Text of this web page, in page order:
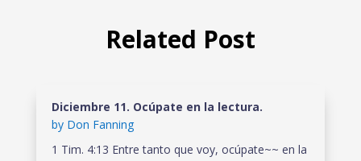
Related Post
Diciembre 11. Ocúpate en la lectura.
by Don Fanning
1 Tim. 4:13 Entre tanto que voy, ocúpate~~ en la